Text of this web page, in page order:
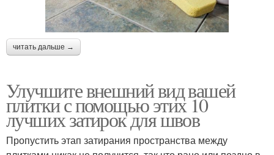
читать дальше →
Улучшите внешний вид вашей
плитки с помощью этих 10
лучших затирок для швов
Пропустить этап затирания пространства между